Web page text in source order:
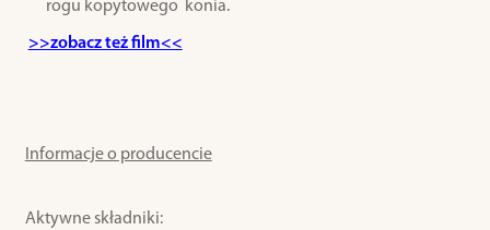
rogu kopytowego konia.
>>zobacz też film<<
Informacje o producencie
Aktywne składniki: